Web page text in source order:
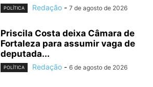
POLÍTICA Redação - 7 de agosto de 2026
Priscila Costa deixa Câmara de
Fortaleza para assumir vaga de
deputada...
POLÍTICA Redação - 6 de agosto de 2026